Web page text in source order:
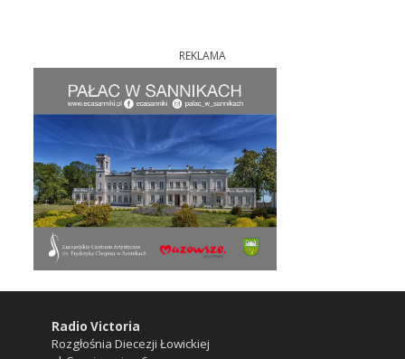
REKLAMA
Radio Victoria
Rozgłośnia Diecezji Łowickiej